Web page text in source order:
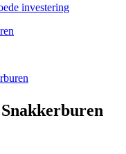
investering